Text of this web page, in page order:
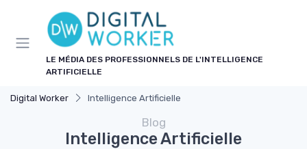
LE MÉDIA DES PROFESSIONNELS DE L'INTELLIGENCE
ARTIFICIELLE
Digital Worker Intelligence Artificielle
Blog
Intelligence Artificielle